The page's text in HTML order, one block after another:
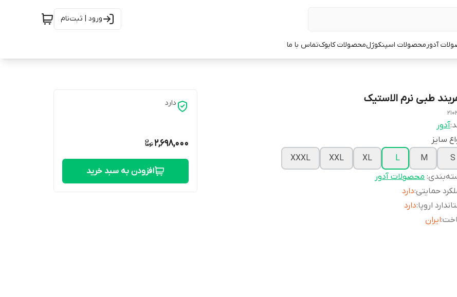
ورود | ثبت‌نام
آدورمحصولات اسپنکوژلمحصولات کابوکتماس با ما
طبی نرم الاستیک
آدور
سایز
S
M
L
XL
XXL
XXXL
: محصولات آدور
حمایتی:دارد
اروپا:دارد
:ایران
دارد
2,698,000
افزودن به سبد خرید